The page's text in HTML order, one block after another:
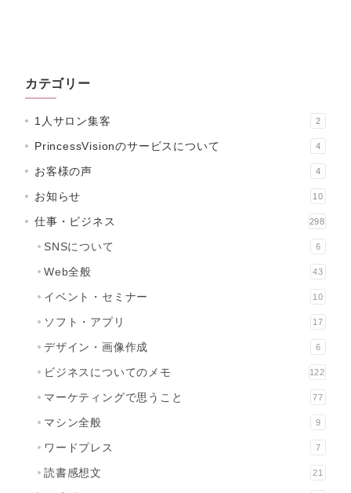
カテゴリー
1人サロン集客 2
PrincessVisionのサービスについて 4
お客様の声 4
お知らせ 10
仕事・ビジネス 298
SNSについて 6
Web全般 43
イベント・セミナー 10
ソフト・アプリ 17
デザイン・画像作成 6
ビジネスについてのメモ 122
マーケティングで思うこと 77
マシン全般 9
ワードプレス 7
読書感想文 21